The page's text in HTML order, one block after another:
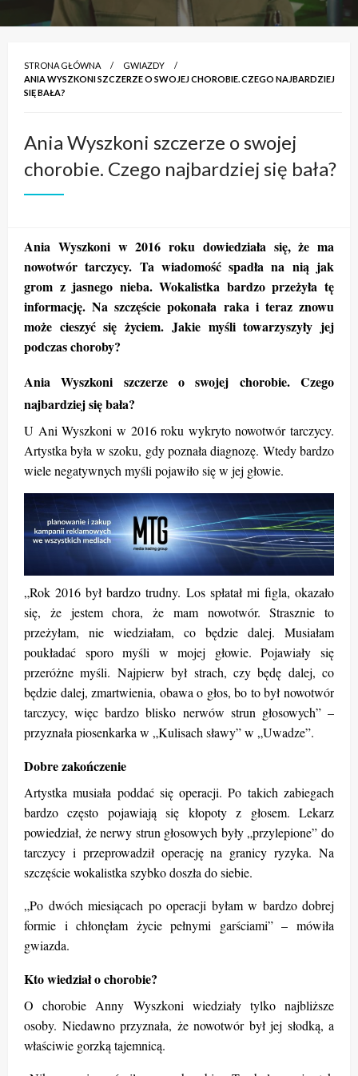
STRONA GŁÓWNA
GWIAZDY
ANIA WYSZKONI SZCZERZE O SWOJEJ CHOROBIE. CZEGO NAJBARDZIEJ
SIĘ BAŁA?
Ania Wyszkoni szczerze o swojej
chorobie. Czego najbardziej się bała?
Ania Wyszkoni w 2016 roku dowiedziała się, że ma
nowotwór tarczycy. Ta wiadomość spadła na nią jak
grom z jasnego nieba. Wokalistka bardzo przeżyła tę
informację. Na szczęście pokonała raka i teraz znowu
może cieszyć się życiem. Jakie myśli towarzyszyły jej
podczas choroby?
Ania Wyszkoni szczerze o swojej chorobie. Czego
najbardziej się bała?
U Ani Wyszkoni w 2016 roku wykryto nowotwór tarczycy.
Artystka była w szoku, gdy poznała diagnozę. Wtedy bardzo
wiele negatywnych myśli pojawiło się w jej głowie.
„Rok 2016 był bardzo trudny. Los spłatał mi figla, okazało
się, że jestem chora, że mam nowotwór. Strasznie to
przeżyłam, nie wiedziałam, co będzie dalej. Musiałam
poukładać sporo myśli w mojej głowie. Pojawiały się
przeróżne myśli. Najpierw był strach, czy będę dalej, co
będzie dalej, zmartwienia, obawa o głos, bo to był nowotwór
tarczycy, więc bardzo blisko nerwów strun głosowych” –
przyznała piosenkarka w „Kulisach sławy” w „Uwadze”.
Dobre zakończenie
Artystka musiała poddać się operacji. Po takich zabiegach
bardzo często pojawiają się kłopoty z głosem. Lekarz
powiedział, że nerwy strun głosowych były „przylepione” do
tarczycy i przeprowadził operację na granicy ryzyka. Na
szczęście wokalistka szybko doszła do siebie.
„Po dwóch miesiącach po operacji byłam w bardzo dobrej
formie i chłonęłam życie pełnymi garściami” – mówiła
gwiazda.
Kto wiedział o chorobie?
O chorobie Anny Wyszkoni wiedziały tylko najbliższe
osoby. Niedawno przyznała, że nowotwór był jej słodką, a
właściwie gorzką tajemnicą.